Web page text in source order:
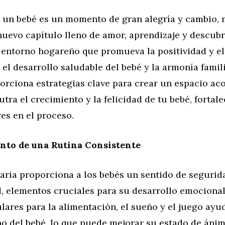
bebé es un momento de gran alegría y cambio,
capítulo lleno de amor, aprendizaje y
hogareño que promueva la positividad y
desarrollo saludable del bebé y la armonía
estrategias clave para crear un espacio
el crecimiento y la felicidad de tu bebé,
en el proceso.
de una Rutina Consistente
proporciona a los bebés un sentido de
elementos cruciales para su desarrollo
para la alimentación, el sueño y el juego
del bebé, lo que puede mejorar su estado de